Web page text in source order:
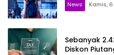
News Kamis,
Sebanyak
Diskon